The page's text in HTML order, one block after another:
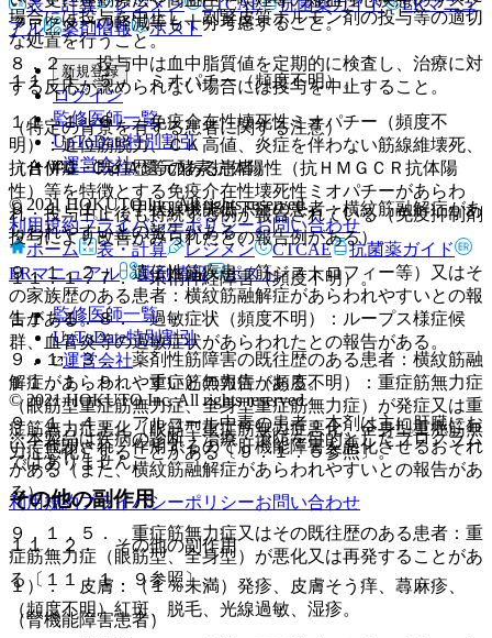
ファクターの軽減等も十分考慮すること。
８．２． 投与中は血中脂質値を定期的に検査し、治療に対
する反応が認められない場合には投与を中止すること。
（特定の背景を有する患者に関する注意）
（合併症・既往歴等のある患者）
９．１．１． 甲状腺機能低下症の患者：横紋筋融解症があ
らわれやすいとの報告がある。
９．１．２． 遺伝性筋疾患（筋ジストロフィー等）又はそ
の家族歴のある患者：横紋筋融解症があらわれやすいとの報
告がある。
９．１．３． 薬剤性筋障害の既往歴のある患者：横紋筋融
解症があらわれやすいとの報告がある。
９．１．４． アルコール中毒の患者：本剤は主に肝臓にお
いて代謝され、作用するので肝機能障害を悪化させるおそれ
がある（また、横紋筋融解症があらわれやすいとの報告があ
る）。
９．１．５． 重症筋無力症又はその既往歴のある患者：重
症筋無力症（眼筋型、全身型）が悪化又は再発することがあ
る〔１１．１．９参照〕。
（腎機能障害患者）
場合には投与を中止し、副腎皮質ホルモン剤の投与等の適切
な処置を行うこと。
１１．１．５． ミオパチー（頻度不明）。
１１．１．６． 免疫介在性壊死性ミオパチー（頻度不
明）：近位筋脱力、ＣＫ高値、炎症を伴わない筋線維壊死、
抗ＨＭＧ−ＣｏＡ還元酵素抗体陽性（抗ＨＭＧＣＲ抗体陽
性）等を特徴とする免疫介在性壊死性ミオパチーがあらわ
れ、投与中止後も持続する例が報告されている（免疫抑制剤
投与により改善がみられたとの報告例がある）。
１１．１．７． 末梢神経障害（頻度不明）。
１１．１．８． 過敏症状（頻度不明）：ループス様症候
群、血管炎等の過敏症状があらわれたとの報告がある。
１１．１．９． 重症筋無力症（頻度不明）：重症筋無力症
（眼筋型重症筋無力症、全身型重症筋無力症）が発症又は重
症筋無力症悪化（眼筋型重症筋無力症悪化、全身型重症筋無
力症悪化）することがある〔９．１．５参照〕。
その他の副作用
１１．２． その他の副作用
１）． 皮膚：（１％未満）発疹、皮膚そう痒、蕁麻疹、
（頻度不明）紅斑、脱毛、光線過敏、湿疹。
アル
薬剤情報 ポスト
新規登録
ログイン
監修医師一覧
UpToDate特別割引
運営会社
© 2021 HOKUTO Inc. All rights reserved.
利用規約プライバシーポリシーお問い合わせ
ホーム
表・計算 レジメン CTCAE
抗菌薬ガイド
ERマニュアル
薬剤情報 ポスト
監修医師一覧
UpToDate特別割引
運営会社
© 2021 HOKUTO Inc. All rights reserved.
※本製品は疾病の診断・治療・予防を目的としたプログラム
ではありません。
利用規約プライバシーポリシーお問い合わせ